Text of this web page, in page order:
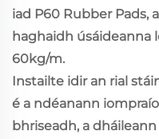
iad P60 Rubber Pads,
haghaidh úsáideanna
60kg/m.
Instailte idir an rial
é a ndéanann
bhriseadh, a